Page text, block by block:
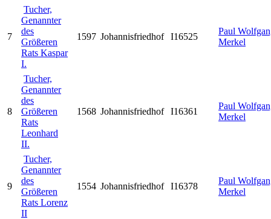
7
Tucher,
Genannter
des
Größeren
Rats Kaspar
I.
1597 Johannisfriedhof I16525
Paul
Merkel
8
Tucher,
Genannter
des
Größeren
Rats
Leonhard
II.
1568 Johannisfriedhof I16361
Paul
Merkel
9
Tucher,
Genannter
des
Größeren
Rats Lorenz
II
1554 Johannisfriedhof I16378
Paul
Merkel